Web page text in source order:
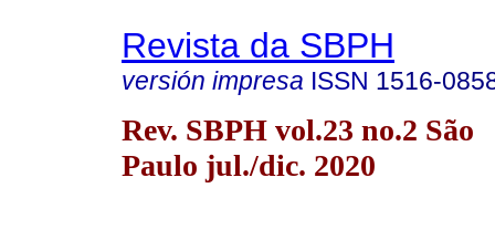
Revista da SBPH
versión impresa ISSN 1516-
Rev. SBPH vol.23 no.2 São
Paulo jul./dic. 2020